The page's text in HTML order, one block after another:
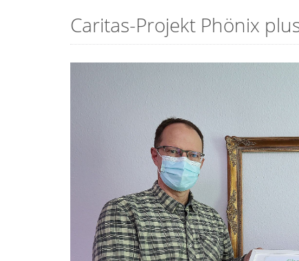
Caritas-Projekt Phönix